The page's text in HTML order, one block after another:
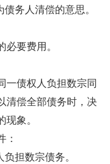
务人清偿的意思。
要费用。
债权人负担数宗同
清偿全部债务时，决
象。
担数宗债务。